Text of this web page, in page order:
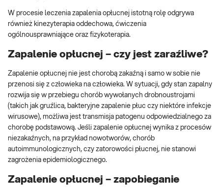
W procesie leczenia zapalenia opłucnej istotną rolę odgrywa
również kinezyterapia oddechowa, ćwiczenia
ogólnousprawniające oraz fizykoterapia.
Zapalenie opłucnej – czy jest zaraźliwe?
Zapalenie opłucnej nie jest chorobą zakaźną i samo w sobie nie
przenosi się z człowieka na człowieka. W sytuacji, gdy stan zapalny
rozwija się w przebiegu chorób wywołanych drobnoustrojami
(takich jak gruźlica, bakteryjne zapalenie płuc czy niektóre infekcje
wirusowe), możliwa jest transmisja patogenu odpowiedzialnego za
chorobę podstawową. Jeśli zapalenie opłucnej wynika z procesów
niezakaźnych, na przykład nowotworów, chorób
autoimmunologicznych, czy zatorowości płucnej, nie stanowi
zagrożenia epidemiologicznego.
Zapalenie opłucnej – zapobieganie